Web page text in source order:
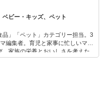
しくて体に優しい料理を伝える
ビー・キッズ、ペット
品」「ペット」カテゴリー担当。3
編集者。育児と家事に忙しいママ
、家族の栄養とおいしさを考えた
クスタイムを楽しむためのスイ